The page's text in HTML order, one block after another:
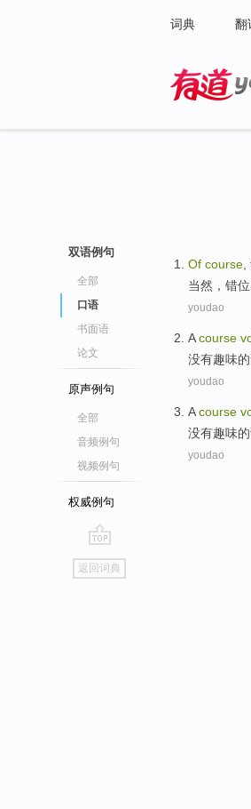
词典 翻
双语例句
全部
口语
书面语
论文
原声例句
全部
音频例句
视频例句
权威例句
go
top
返回词典
Of course
当然 ， 错位
youdao
Acourse
没有趣味的
youdao
Acourse
没有趣味的
youdao